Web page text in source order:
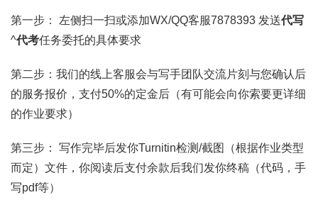
第一步： 左侧扫一扫或添加WX/QQ客服7878393 发送代写
^代考任务委托的具体要求
第二步：我们的线上客服会与写手团队交流片刻与您确认后
的服务报价，支付50%的定金后（有可能会向你索要更详细
的作业要求）
第三步： 写作完毕后发你Turnitin检测/截图（根据作业类型
而定）文件，你阅读后支付余款后我们发你终稿（代码，手
写pdf等）